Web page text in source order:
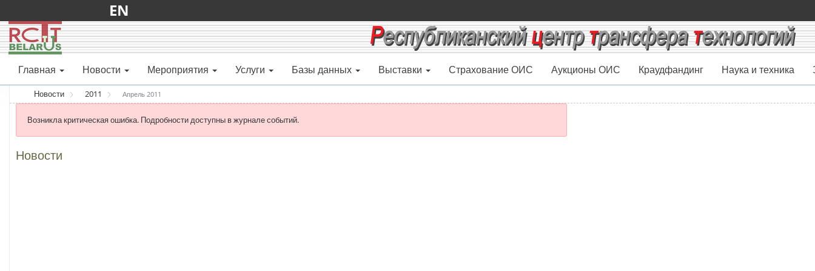
EN
Главная Новости Мероприятия Услуги Базы данных Выставки Страхование ОИС Аукционы ОИС Краудфандинг Наука и техника
Новости 2011 Апрель 2011
Возникла критическая ошибка. Подробности доступны в журнале событий.
Новости